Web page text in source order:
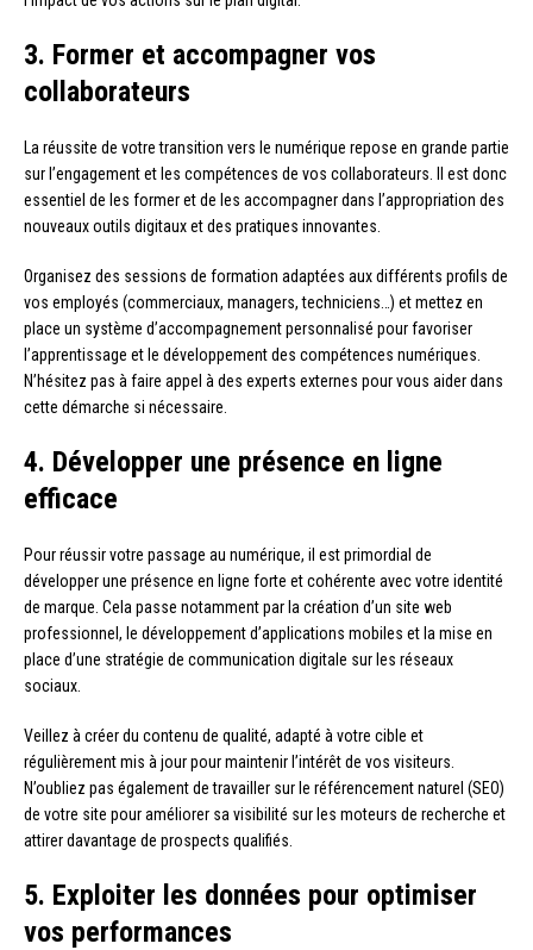
3. Former et accompagner vos
collaborateurs
La réussite de votre transition vers le numérique repose en grande partie
sur l’engagement et les compétences de vos collaborateurs. Il est donc
essentiel de les former et de les accompagner dans l’appropriation des
nouveaux outils digitaux et des pratiques innovantes.
Organisez des sessions de formation adaptées aux différents profils de
vos employés (commerciaux, managers, techniciens…) et mettez en
place un système d’accompagnement personnalisé pour favoriser
l’apprentissage et le développement des compétences numériques.
N’hésitez pas à faire appel à des experts externes pour vous aider dans
cette démarche si nécessaire.
4. Développer une présence en ligne
efficace
Pour réussir votre passage au numérique, il est primordial de
développer une présence en ligne forte et cohérente avec votre identité
de marque. Cela passe notamment par la création d’un site web
professionnel, le développement d’applications mobiles et la mise en
place d’une stratégie de communication digitale sur les réseaux
sociaux.
Veillez à créer du contenu de qualité, adapté à votre cible et
régulièrement mis à jour pour maintenir l’intérêt de vos visiteurs.
N’oubliez pas également de travailler sur le référencement naturel (SEO)
de votre site pour améliorer sa visibilité sur les moteurs de recherche et
attirer davantage de prospects qualifiés.
5. Exploiter les données pour optimiser
vos performances